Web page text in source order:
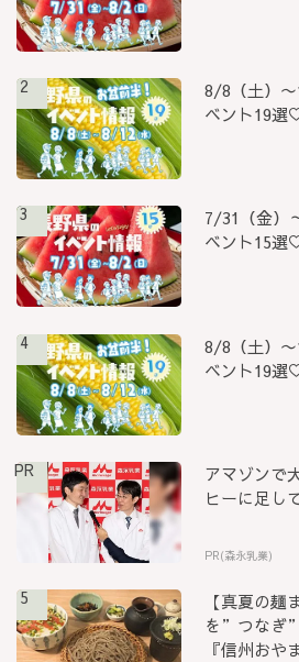
2
8/8（土）
ベント19選
3
7/31（金）
ベント15選
4
8/8（土）
ベント19選
PR
アマゾンで
ヒーに足し
PR(森永乳業)
5
【真夏の
を”つなぎ
『信州おや